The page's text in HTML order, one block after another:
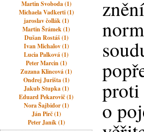
Martin Svoboda (1)
Michaela Vadkerti (1)
jaroslav čollák (1)
Martin Šrámek (1)
Dušan Rostáš (1)
Ivan Michalov (1)
Lucia Palková (1)
Peter Marcin (1)
Zuzana Klincová (1)
Ondrej Jurišta (1)
Jakub Stupka (1)
Eduard Pekarovič (1)
Nora Šajbidor (1)
Ján Pirč (1)
Peter Janík (1)
proti
o